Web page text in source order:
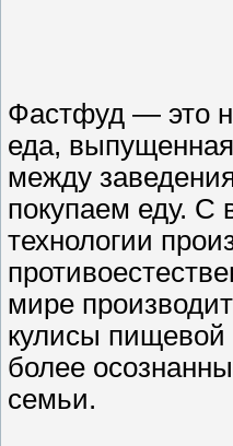
Фастфуд — это
еда,
между
покупаем еду. С
технологии
мире
кулисы пищевой
более
семьи.